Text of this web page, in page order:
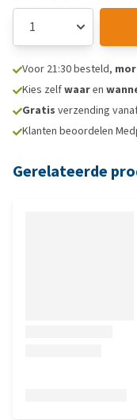
Voor 21:30 besteld,
Kies zelfwaaren
Gratis verzending
Klanten beoordelen
Gerelateerde